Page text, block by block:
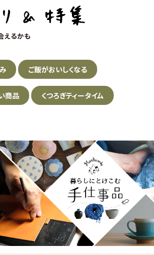
えるかも
ご飯がおいしくなる
商品 くつろぎティータイム